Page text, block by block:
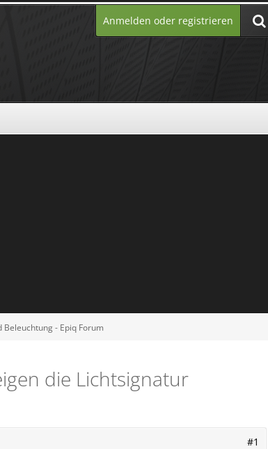
Anmelden oder registrieren
- Epiq Forum
die Lichtsignatur
#1